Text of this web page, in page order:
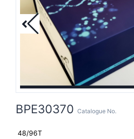
BPE30370 Catalogue No.
48/96T